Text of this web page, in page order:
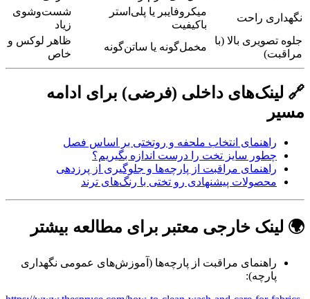
شست‌وشوی
زیاد
میکروفایبر یا پلی‌استر
باکیفیت
نگهداری راحت
ظاهر لوکس و
خاص
مخمل‌گونه یا ساتن‌گونه
جلوه تصویری بالا (با
مراقبت)
🔗 لینک‌های داخلی (فرضی) برای ادامه
مسیر
راهنمای انتخاب ملحفه و روتختی بر اساس فصل
چطور سایز تخت را درست اندازه بگیریم؟
راهنمای مراقبت از پارچه‌ها و جلوگیری از پرزدهی
محصولات پیشنهادی رو تختی با رنگ‌های ترند
🌍 لینک خارجی معتبر برای مطالعه بیشتر
راهنمای مراقبت از پارچه‌ها (آموزش‌های عمومی نگهداری
پارچه):